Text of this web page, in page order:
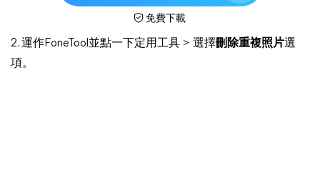
免費下載
2. 運作FoneTool並點一下定用工具 > 選擇刪除重複照片選
項。